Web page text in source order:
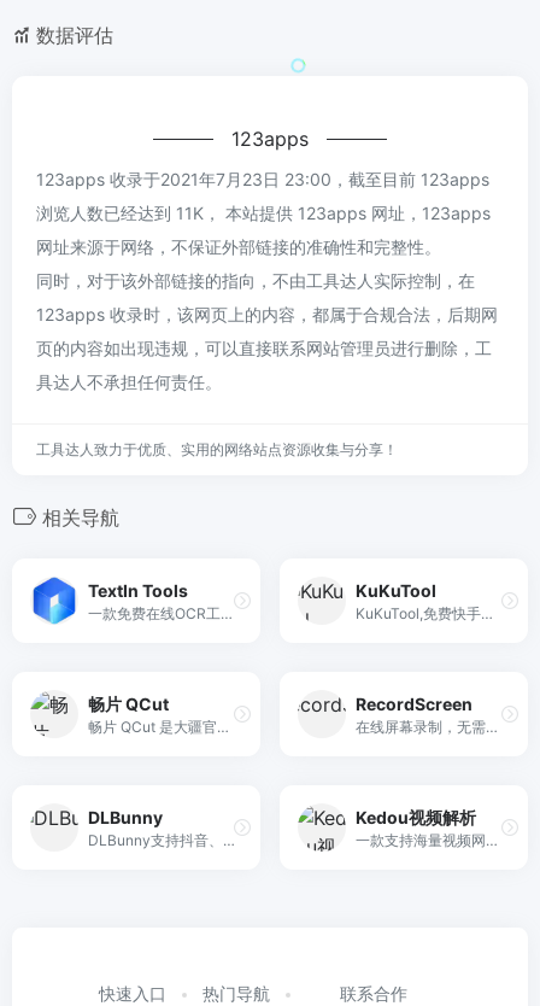
数据评估
123apps
123apps 收录于2021年7月23日 23:00，截至目前 123apps
浏览人数已经达到 11K， 本站提供 123apps 网址，123apps
网址来源于网络，不保证外部链接的准确性和完整性。
同时，对于该外部链接的指向，不由工具达人实际控制，在
123apps 收录时，该网页上的内容，都属于合规合法，后期网
页的内容如出现违规，可以直接联系网站管理员进行删除，工
具达人不承担任何责任。
工具达人致力于优质、实用的网络站点资源收集与分享！
相关导航
TextIn Tools
一款免费在线OCR工具，包含文字识别、表格识别，PDF转文件，文件转PDF、其他格式转换，识别率高，体验好，免费。
KuKuTool
KuKuTool,免费快手去水印，抖音去水印。微博，微视，皮皮虾等短视频去水印工具，免费支持批量解析任何抖音短视频,并且解析出来的视频没有水印，去水印小程序.手机、平板、电脑上都可以用的辅助下载工具,轻松一键保存无水印抖音短视频到手机相册或电脑本地。
畅片 QCut
畅片 QCut 是大疆官方出品的免费 AI 视频剪辑 App，直连 DJI 设备即可一键生成 4K 质感大片，零门槛快速出片。
RecordScreen
在线屏幕录制，无需安装任何插件
DLBunny
DLBunny支持抖音、TikTok、快手等平台的视频/图片无水印高清解析，免注册、不限次数、一键下载MP4/MP3/JPEG。
Kedou视频解析
一款支持海量视频网站解析下载工具，致力于为您提供优质的视频解析服务
快速入口 热门导航 联系合作